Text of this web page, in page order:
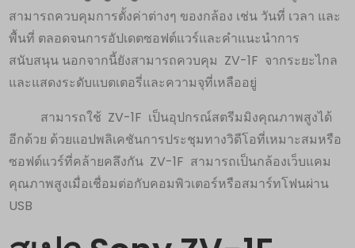
สามารถควบคุมการตั้งค่าต่างๆ ของกล้อง เช่น วันที่ เวลา และ
พื้นที่ ตลอดจนการอัปเดตซอฟต์แวร์และคำแนะนำการ
สนับสนุน นอกจากนี้ยังสามารถควบคุม ZV-1F จากระยะไกล
และแสดงระดับแบตเตอรี่และความจุที่เหลืออยู่
สามารถใช้ ZV-1F เป็นอุปกรณ์สตรีมมิงคุณภาพสูงได้
อีกด้วย ด้วยแอปพลิเคชันการประชุมทางวิดีโอที่เหมาะสมหรือ
ซอฟต์แวร์ที่คล้ายคลึงกัน ZV-1F สามารถเป็นกล้องเว็บแคม
คุณภาพสูงเมื่อเชื่อมต่อกับคอมพิวเตอร์หรือสมาร์ทโฟนผ่าน
USB